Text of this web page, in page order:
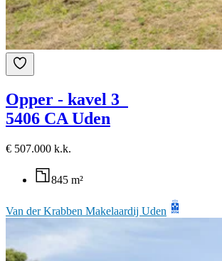
Opper - kavel 3
5406 CA Uden
€ 507.000 k.k.
845 m²
Van der Krabben Makelaardij Uden